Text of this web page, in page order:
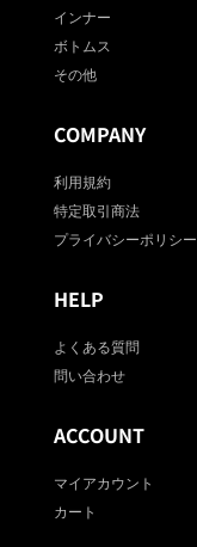
インナー
ボトムス
その他
COMPANY
利用規約
特定取引商法
プライバシーポリシー
HELP
よくある質問
問い合わせ
ACCOUNT
マイアカウント
カート